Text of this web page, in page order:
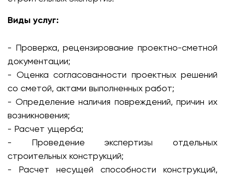
Виды услуг:
- Проверка, рецензирование проектно-сметной
документации;
- Оценка согласованности проектных решений
со сметой, актами выполненных работ;
- Определение наличия повреждений, причин их
возникновения;
- Расчет ущерба;
- Проведение экспертизы отдельных
строительных конструкций;
- Расчет несущей способности конструкций,